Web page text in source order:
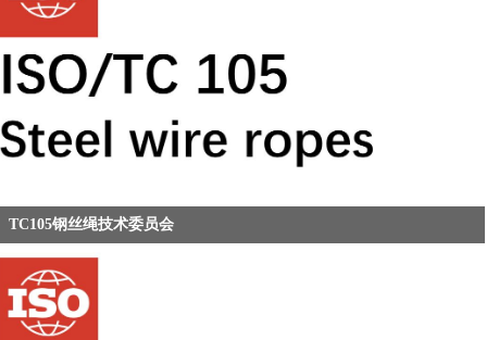
TC105钢丝绳技术委员会